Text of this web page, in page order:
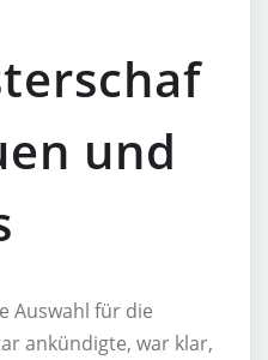
und
Auswahl für die
ankündigte, war klar,